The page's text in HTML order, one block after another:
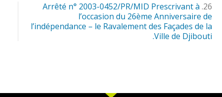
Arrêté n° 2003-0452/PR/MID Prescrivant à
l’occasion du 26ème Anniversaire de
l’indépendance – le Ravalement des Façades de la
Ville de Djibouti.